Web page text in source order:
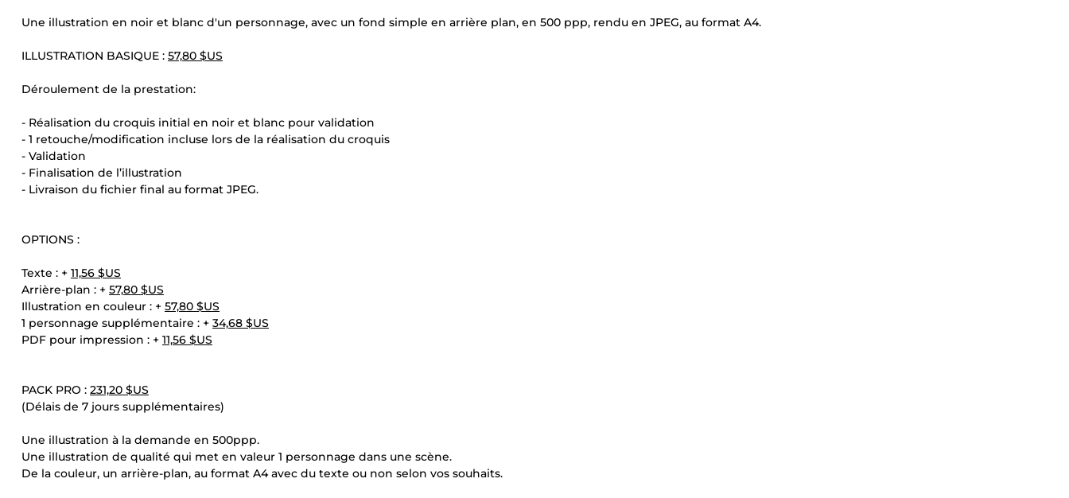
Une illustration en noir et blanc d'un personnage, avec un fond simple en arrière plan, en 500 ppp, rendu en JPEG, au format A4.
ILLUSTRATION BASIQUE : 57,80 $US
Déroulement de la prestation:
- Réalisation du croquis initial en noir et blanc pour validation
- 1 retouche/modification incluse lors de la réalisation du croquis
- Validation
- Finalisation de l’illustration
- Livraison du fichier final au format JPEG.
OPTIONS :
Texte : + 11,56 $US
Arrière-plan : + 57,80 $US
Illustration en couleur : + 57,80 $US
1 personnage supplémentaire : + 34,68 $US
PDF pour impression : + 11,56 $US
PACK PRO : 231,20 $US
(Délais de 7 jours supplémentaires)
Une illustration à la demande en 500ppp.
Une illustration de qualité qui met en valeur 1 personnage dans une scène.
De la couleur, un arrière-plan, au format A4 avec du texte ou non selon vos souhaits.